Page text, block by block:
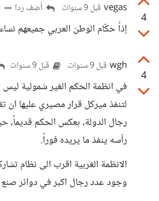
4
vegas قبل 9 سنوات أضف ردا
إذاً حكّام الوطن العربي جميعهم نساء p:
4
wgh قبل 9 سنوات قبل 9 سنوات
في انظمة الحكم الغير شمولية ليس
لتنفذ ميركل قرار مصيري عليها ان
رجال الدولة، بعكس الحكم قديماً،
رأسه ينفذ ما يريده فوراً.
الانظمة الغربية اقرب الى نظام
وجود عدد رجال اكبر في دوائر صنع